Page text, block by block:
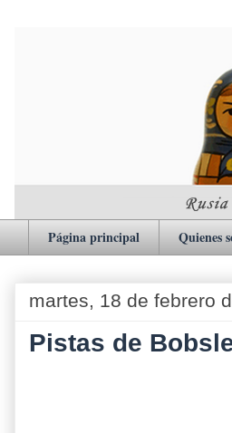
Página principal Quienes
martes, 18 de febrero
Pistas de